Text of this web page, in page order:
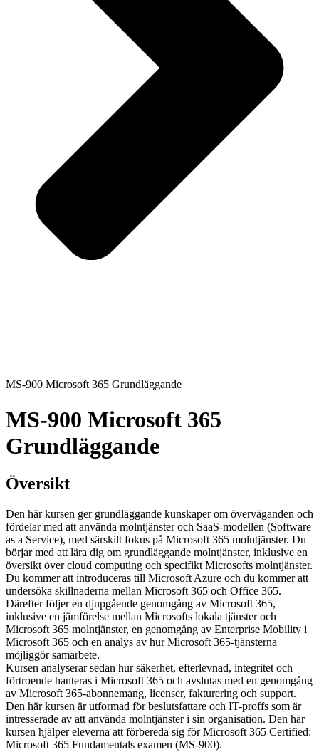
MS-900 Microsoft 365 Grundläggande
MS-900 Microsoft 365
Grundläggande
Översikt
Den här kursen ger grundläggande kunskaper om överväganden och
fördelar med att använda molntjänster och SaaS-modellen (Software
as a Service), med särskilt fokus på Microsoft 365 molntjänster. Du
börjar med att lära dig om grundläggande molntjänster, inklusive en
översikt över cloud computing och specifikt Microsofts molntjänster.
Du kommer att introduceras till Microsoft Azure och du kommer att
undersöka skillnaderna mellan Microsoft 365 och Office 365.
Därefter följer en djupgående genomgång av Microsoft 365,
inklusive en jämförelse mellan Microsofts lokala tjänster och
Microsoft 365 molntjänster, en genomgång av Enterprise Mobility i
Microsoft 365 och en analys av hur Microsoft 365-tjänsterna
möjliggör samarbete.
Kursen analyserar sedan hur säkerhet, efterlevnad, integritet och
förtroende hanteras i Microsoft 365 och avslutas med en genomgång
av Microsoft 365-abonnemang, licenser, fakturering och support.
Den här kursen är utformad för beslutsfattare och IT-proffs som är
intresserade av att använda molntjänster i sin organisation. Den här
kursen hjälper eleverna att förbereda sig för Microsoft 365 Certified:
Microsoft 365 Fundamentals examen (MS-900).